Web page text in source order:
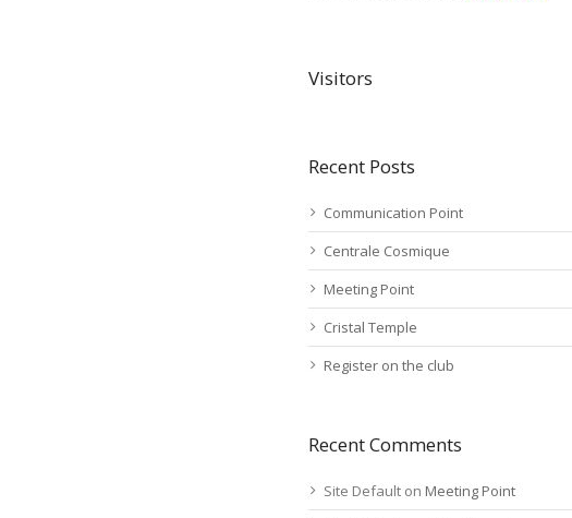
Visitors
Recent Posts
Communication Point
Centrale Cosmique
Meeting Point
Cristal Temple
Register on the club
Recent Comments
Site Default on Meeting Point